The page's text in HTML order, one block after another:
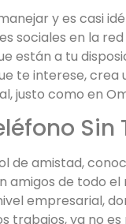
y es casi
sociales en la
están a tu
te interese,
justo como en
de amistad,
de todo
empresarial,
trabajos, ya no